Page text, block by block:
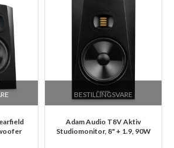
BESTILLINGSVARE
Adam Audio T8V Aktiv
Studiomonitor, 8" + 1.9, 90W